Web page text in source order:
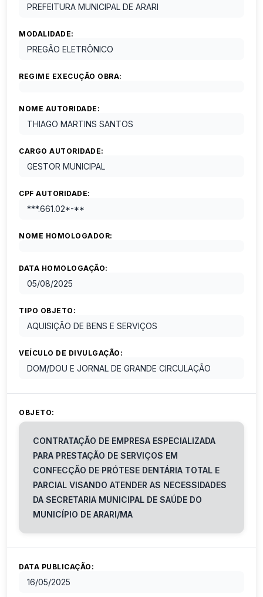
PREFEITURA MUNICIPAL DE ARARI
MODALIDADE:
PREGÃO ELETRÔNICO
REGIME EXECUÇÃO OBRA:
NOME AUTORIDADE:
THIAGO MARTINS SANTOS
CARGO AUTORIDADE:
GESTOR MUNICIPAL
CPF AUTORIDADE:
***.661.02*-**
NOME HOMOLOGADOR:
DATA HOMOLOGAÇÃO:
05/08/2025
TIPO OBJETO:
AQUISIÇÃO DE BENS E SERVIÇOS
VEÍCULO DE DIVULGAÇÃO:
DOM/DOU E JORNAL DE GRANDE CIRCULAÇÃO
OBJETO:
CONTRATAÇÃO DE EMPRESA ESPECIALIZADA
PARA PRESTAÇÃO DE SERVIÇOS EM
CONFECÇÃO DE PRÓTESE DENTÁRIA TOTAL E
PARCIAL VISANDO ATENDER AS NECESSIDADES
DA SECRETARIA MUNICIPAL DE SAÚDE DO
MUNICÍPIO DE ARARI/МА
DATA PUBLICAÇÃO:
16/05/2025